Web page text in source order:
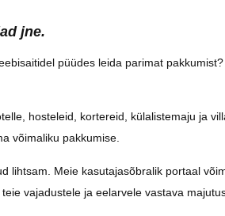
jne.
püüdes leida parimat
hosteleid, kortereid, külalistemaju ja
võimaliku pakkumise.
lihtsam. Meie kasutajasõbralik portaal
vajadustele ja eelarvele vastava